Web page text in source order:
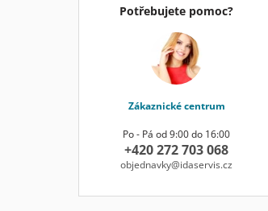
Potřebujete pomoc?
Zákaznické centrum
Po - Pá od 9:00 do 16:00
+420 272 703 068
objednavky@idaservis.cz